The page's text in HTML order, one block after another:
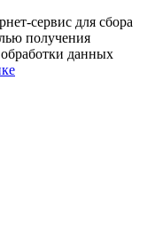
сервис для сбора
получения
данных